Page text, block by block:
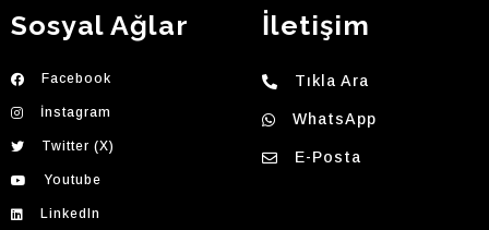
Sosyal Ağlar
Facebook
İnstagram
Twitter (X)
Youtube
LinkedIn
İletişim
Tıkla Ara
WhatsApp
E-Posta